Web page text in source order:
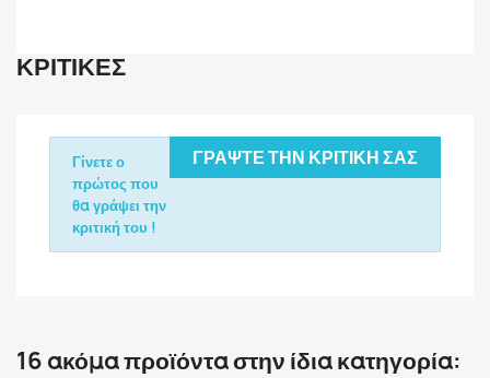
ΚΡΙΤΙΚΈΣ
ΓΡΆΨΤΕ ΤΗΝ ΚΡΙΤΙΚΉ ΣΑΣ
Γίνετε ο
πρώτος που
θα γράψει την
κριτική του !
16 ακόμα προϊόντα στην ίδια κατηγορία: